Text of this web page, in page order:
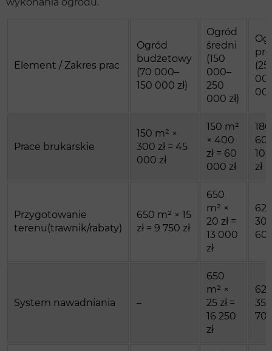
wykonania ogrodu.
Element / Zakres prac
Ogród
budżetowy
(70 000–
150 000 zł)
Ogród
średni
(150
000–
250
000 zł)
Prace brukarskie
150 m² ×
300 zł = 45
000 zł
150 m²
× 400
zł = 60
000 zł
zł
Przygotowanie
terenu(trawnik/rabaty)
650 m² × 15
zł = 9 750 zł
650
m² ×
20 zł =
13 000
zł
30
System nawadniania –
650
m² ×
25 zł =
16 250
zł
35